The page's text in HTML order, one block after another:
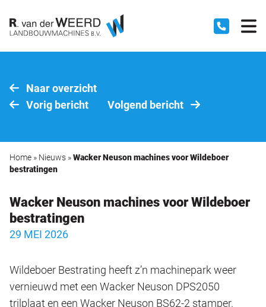
Naar overzicht
Vorig bericht
Volgend bericht
Home » Nieuws »Wacker Neuson machines voor Wildeboer
bestratingen
Wacker Neuson machines voor Wildeboer
bestratingen
29 MEI 2026
Wildeboer Bestrating heeft z’n machinepark weer
vernieuwd met een Wacker Neuson DPS2050
trilplaat en een Wacker Neuson BS62-2 stamper.